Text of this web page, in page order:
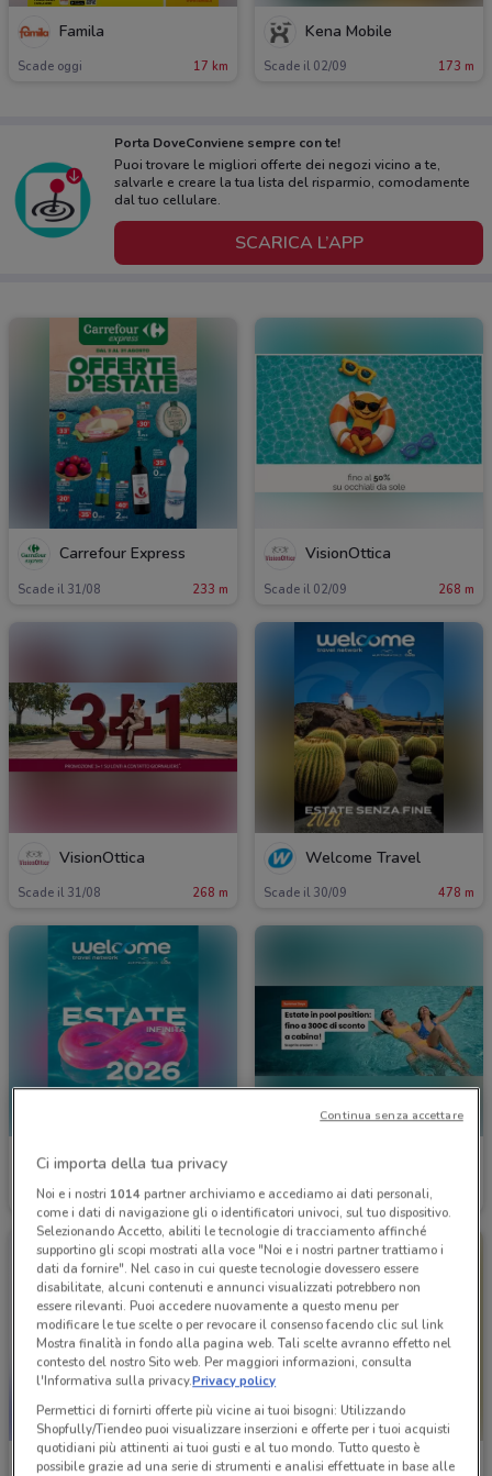
Famila
Scade oggi 17 km
Kena Mobile
Scade il 02/09 173 m
Porta DoveConviene sempre con te!
Puoi trovare le migliori offerte dei negozi vicino a te,
salvarle e creare la tua lista del risparmio, comodamente
dal tuo cellulare.
SCARICA L’APP
Carrefour Express
Scade il 31/08 233 m
VisionOttica
Scade il 02/09 268 m
VisionOttica
Scade il 31/08 268 m
Welcome Travel
Scade il 30/09 478 m
Welcome Travel
Scade il 30/09 478 m Scade il 22/09
TIM Fazzini
Ci importa della tua privacy
Noi e i nostri 1014partner archiviamo e accediamo ai dati personali,
come i dati di navigazione gli o identificatori univoci, sul tuo dispositivo.
Selezionando Accetto, abiliti le tecnologie di tracciamento affinché
supportino gli scopi mostrati alla voce "Noi e i nostri partner trattiamo i
dati da fornire". Nel caso in cui queste tecnologie dovessero essere
disabilitate, alcuni contenuti e annunci visualizzati potrebbero non
essere rilevanti. Puoi accedere nuovamente a questo menu per
modificare le tue scelte o per revocare il consenso facendo clic sul link
Mostra finalità in fondo alla pagina web. Tali scelte avranno effetto nel
contesto del nostro Sito web. Per maggiori informazioni, consulta
l'Informativa sulla privacy.Privacy policy
Permettici di fornirti offerte più vicine ai tuoi bisogni: Utilizzando
Shopfully/Tiendeo puoi visualizzare inserzioni e offerte per i tuoi acquisti
quotidiani più attinenti ai tuoi gusti e al tuo mondo. Tutto questo è
possibile grazie ad una serie di strumenti e analisi effettuate in base alle
Continua senza accettare